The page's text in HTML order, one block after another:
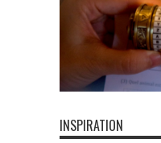
INSPIRATION